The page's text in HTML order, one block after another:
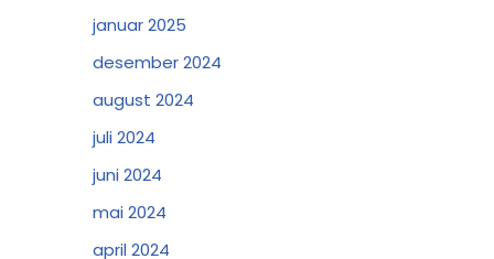
januar 2025
desember 2024
august 2024
juli 2024
juni 2024
mai 2024
april 2024